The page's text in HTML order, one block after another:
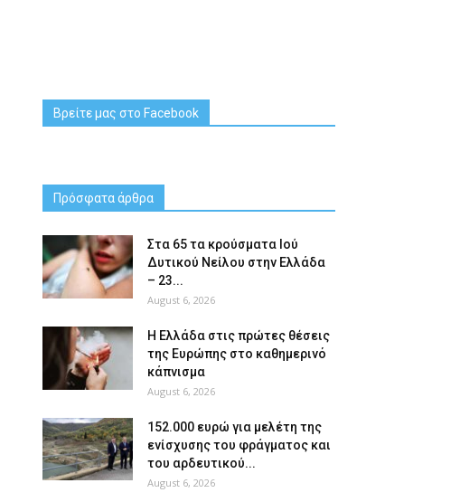
Βρείτε μας στο Facebook
Πρόσφατα άρθρα
Στα 65 τα κρούσματα Ιού
Δυτικού Νείλου στην Ελλάδα
– 23...
August 6, 2026
Η Ελλάδα στις πρώτες θέσεις
της Ευρώπης στο καθημερινό
κάπνισμα
August 6, 2026
152.000 ευρώ για μελέτη της
ενίσχυσης του φράγματος και
του αρδευτικού...
August 6, 2026